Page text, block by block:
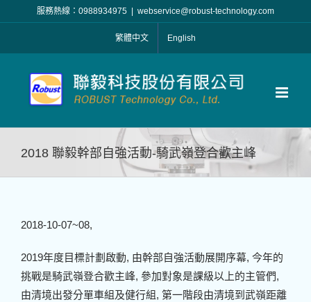
服務熱線：0988934975 webservice@robust-technology.com
繁體中文 English
2018 聯毅幹部自強活動-騎武嶺登合歡主峰
2018-10-07~08,
2019年度目標計劃啟動, 由幹部自強活動展開序幕, 今年的
挑戰是騎武嶺登合歡主峰, 參加對象是課級以上的主管們,
由清境出發分單車組及健行組, 第一階段由清境到武嶺距離